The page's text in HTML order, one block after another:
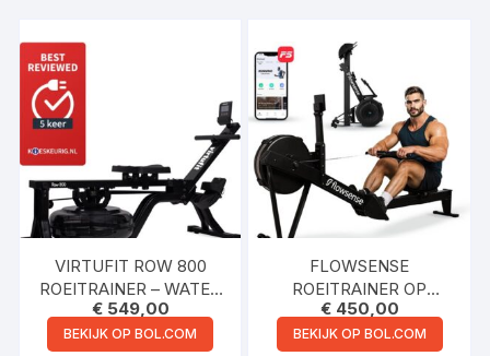
VIRTUFIT ROW 800
ROEITRAINER – WATER
RESISTANCE –
INKLAPBAAR –
€549,00
BEKIJK OP BOL.COM
FLOWSENSE
ROEITRAINER OP
LUCHTWEERSTAND –
PROFESSIONELE
€450,00
BEKIJK OP BOL.COM